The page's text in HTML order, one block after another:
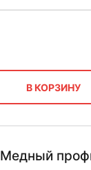
В КОРЗИНУ
Медный